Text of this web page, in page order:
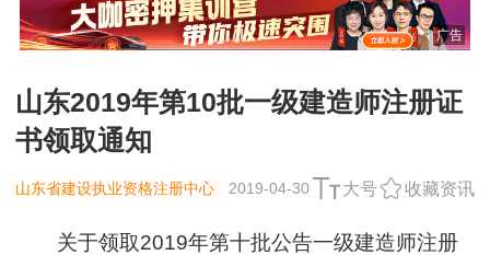
广告
山东2019年第10批一级建造师注册证
书领取通知
山东省建设执业资格注册中心 2019-04-30 大号 收藏资讯
关于领取2019年第十批公告一级建造师注册